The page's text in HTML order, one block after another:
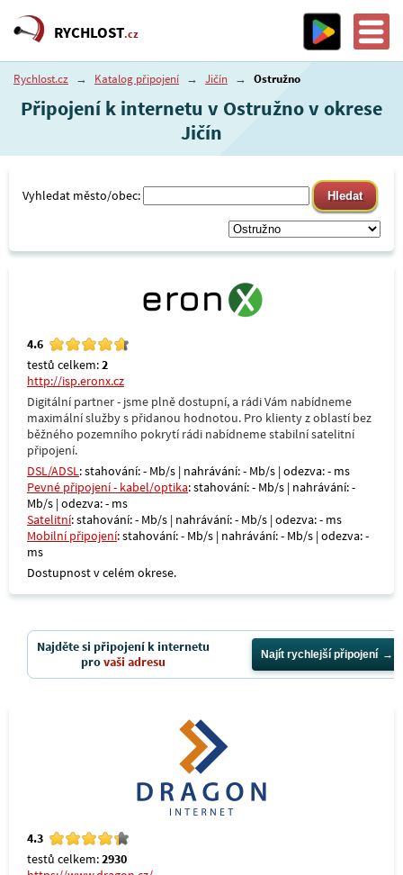
RYCHLOST.cz
Rychlost.cz → Katalog připojení → Jičín → Ostružno
Připojení k internetu v Ostružno v okrese
Jičín
Vyhledat město/obec:
4.6
testů celkem:2
http://isp.eronx.cz
Digitální partner - jsme plně dostupní, a rádi Vám nabídneme
maximální služby s přidanou hodnotou. Pro klienty z oblastí bez
běžného pozemního pokrytí rádi nabídneme stabilní satelitní
připojení.
DSL/ADSL: stahování: - Mb/s | nahrávání: - Mb/s | odezva: - ms
Pevné připojení - kabel/optika: stahování: - Mb/s | nahrávání: -
Mb/s | odezva: - ms
Satelitní: stahování: - Mb/s | nahrávání: - Mb/s | odezva: - ms
Mobilní připojení: stahování: - Mb/s | nahrávání: - Mb/s | odezva: -
ms
Dostupnost v celém okrese.
Najděte si připojení k internetu
provaši adresu Najít rychlejší připojení
4.3
testů celkem:2930